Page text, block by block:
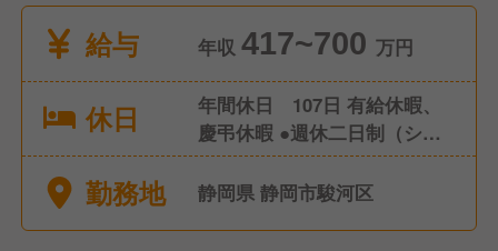
給与
年収 417~700 万円
休日
年間休日 107日 有給休暇、
慶弔休暇 ●週休二日制（シフ
ト制） ●産前産後休暇（取
得・復帰実績あり） ●育児休
勤務地 静岡県 静岡市駿河区